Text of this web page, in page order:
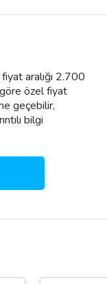
aralığı 2.700
özel fiyat
geçebilir,
bilgi